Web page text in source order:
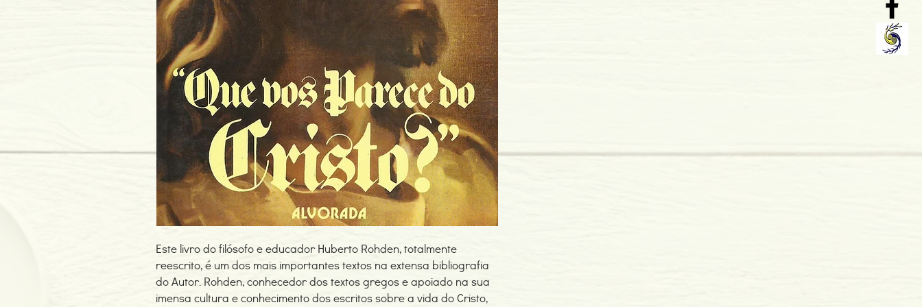
Este livro do filósofo e educador Huberto Rohden, totalmente
reescrito, é um dos mais importantes textos na extensa bibliografia
do Autor. Rohden, conhecedor dos textos gregos e apoiado na sua
imensa cultura e conhecimento dos escritos sobre a vida do Cristo,